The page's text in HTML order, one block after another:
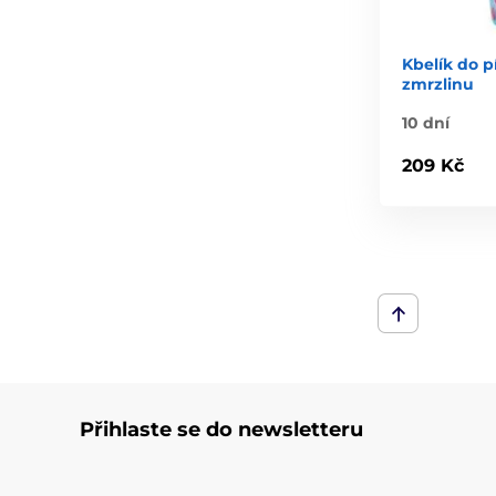
Kbelík do
zmrzlinu
10 dní
209 Kč
Přihlaste se do newsletteru